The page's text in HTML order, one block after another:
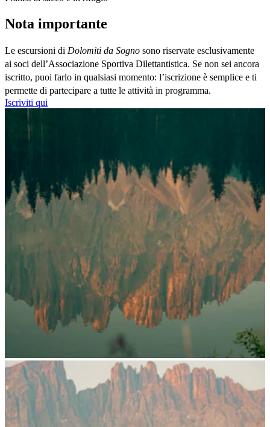
Nota importante
Le escursioni di Dolomiti da Sogno sono riservate esclusivamente
ai soci dell’Associazione Sportiva Dilettantistica. Se non sei ancora
iscritto, puoi farlo in qualsiasi momento: l’iscrizione è semplice e ti
permette di partecipare a tutte le attività in programma.
Iscriviti qui